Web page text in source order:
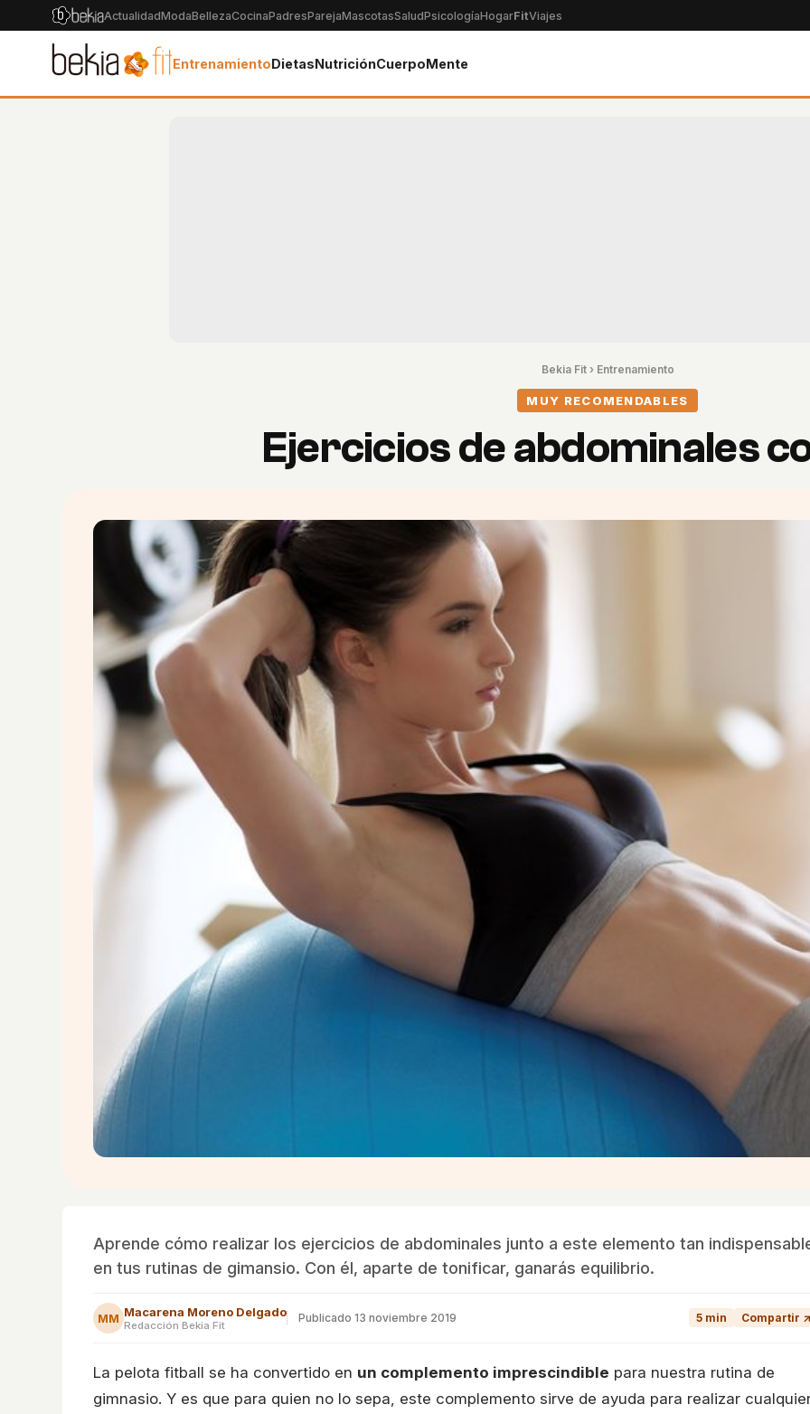
ActualidadModaBellezaCocinaPadresParejaMascotasSaludPsicologíaHogarFitViajes
EntrenamientoDietasNutriciónCuerpoMente
Bekia Fit› Entrenamiento
MUY RECOMENDABLES
Ejercicios de abdominales
Aprende cómo realizar los ejercicios de abdominales junto a este elemento tan
en tus rutinas de gimansio. Con él, aparte de tonificar, ganarás equilibrio.
MM Macarena Moreno Delgado
Redacción Bekia Fit
Publicado 13 noviembre 2019 5 min Compartir ↗
La pelota fitball se ha convertido en un complemento imprescindible para nuestra rutina de
gimnasio. Y es que para quien no lo sepa, este complemento sirve de ayuda para realizar